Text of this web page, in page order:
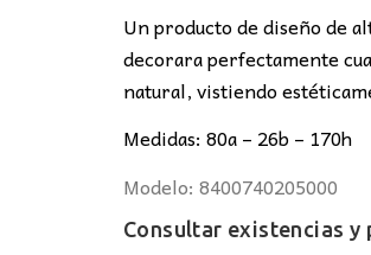
Un producto de diseño de
decorara perfectamente
natural, vistiendo
Medidas: 80a – 26b – 170h
Modelo: 8400740205000
Consultar existencias y